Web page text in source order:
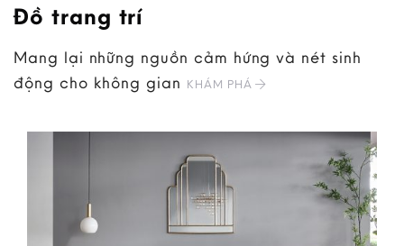
Đồ trang trí
Mang lại những nguồn cảm hứng và nét sinh
động cho không gian KHÁM PHÁ